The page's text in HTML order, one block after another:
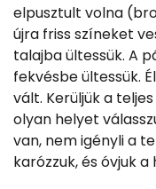
elpusztult volna
újra friss színeket
talajba ültessük. A
fekvésbe ültessük.
vált. Kerüljük a
olyan helyet
van, nem igényli a
karózzuk, és óvjuk